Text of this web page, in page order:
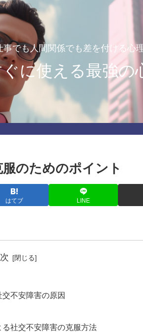
事でも人間関係でも差を付ける心
に使える最強の
のためのポイント
はてブ LINE
不安障害の原因
社交不安障害の克服方法